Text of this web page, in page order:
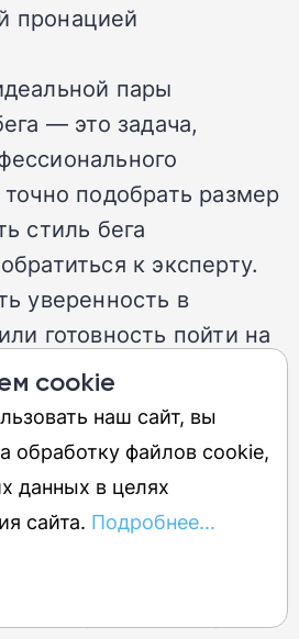
пронацией
пары
— это задача,
подобрать размер
стиль бега
к эксперту.
уверенность в
готовность пойти на
Ride 15 — идеальный
надежные и
подходят для
не вызывая
пронации.
быстрые, как дорогие
cookie
наш сайт, вы
обработку файлов cookie,
данных в целях
сайта. Подробнее...